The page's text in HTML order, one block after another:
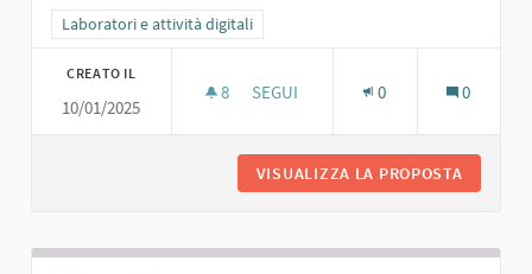
Filtra i risultati per categoria: Laboratori e attività digitali
Laboratori e attività digitali
CREATO IL
10/01/2025
8 8 SOSTENITORI
SEGUI 0 0
VISUALIZZA LA PROPOSTA